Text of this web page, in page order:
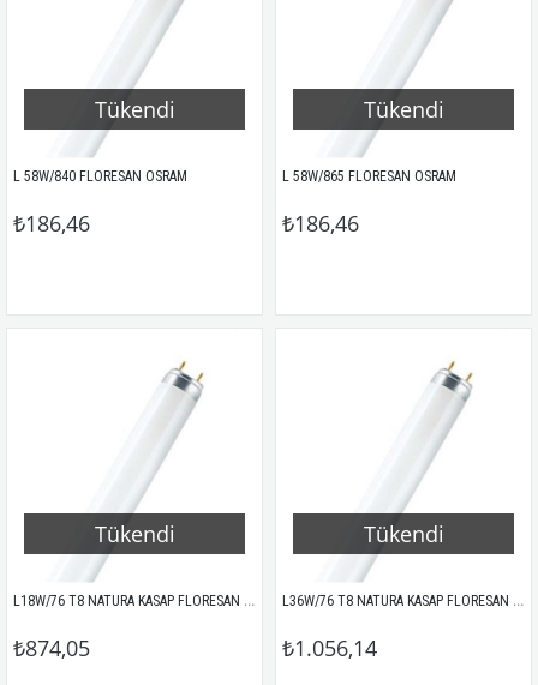
Tükendi
L 58W/840 FLORESAN OSRAM
₺186,46
Tükendi
L 58W/865 FLORESAN OSRAM
₺186,46
Tükendi
L18W/76 T8 NATURA KASAP FLORESAN OSRAM
₺874,05
Tükendi
L36W/76 T8 NATURA KASAP FLORESAN OSRAM
₺1.056,14